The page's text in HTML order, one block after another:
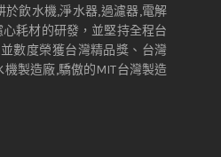
飲水機,淨水器,過濾器,電解
耗材的研發，並堅持全程台
數度榮獲台灣精品獎、台灣
製造廠,驕傲的MIT台灣製造